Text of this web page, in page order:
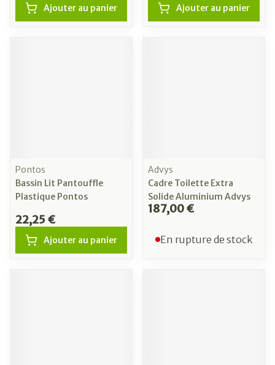
Ajouter au panier Ajouter au panier
Pontos
Bassin Lit Pantouffle
Plastique Pontos
22,25 €
Ajouter au panier
Advys
Cadre Toilette Extra
Solide Aluminium Advys
187,00 €
En rupture de stock